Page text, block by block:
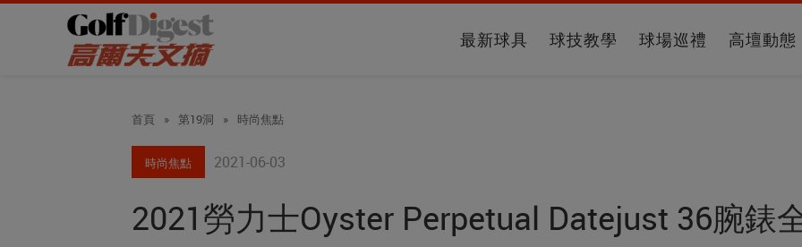
最新球具 球技教學 球場巡禮 高壇動態
首頁 » 第19洞 » 時尚焦點
時尚焦點 2021-06-03
2021勞力士Oyster Perpetual Datejust 36腕錶